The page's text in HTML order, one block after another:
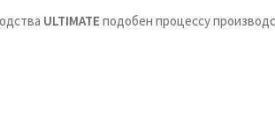
ULTIMATE подобен процессу